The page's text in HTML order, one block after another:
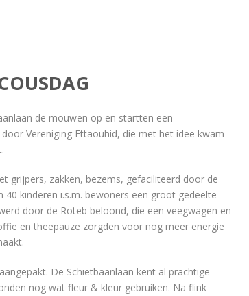
de mouwen op en startten een
Vereniging Ettaouhid, die met het idee kwam
grijpers, zakken, bezems, gefaciliteerd door de
kinderen i.s.m. bewoners een groot gedeelte
door de Roteb beloond, die een veegwagen en
en theepauze zorgden voor nog meer energie
De Schietbaanlaan kent al prachtige
nog wat fleur & kleur gebruiken. Na flink